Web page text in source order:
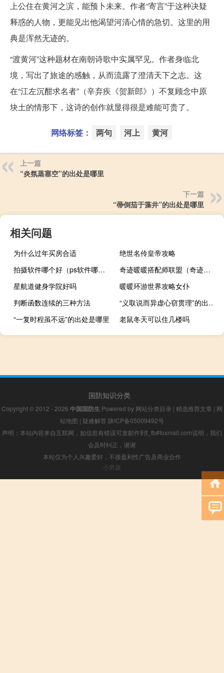
上公住在黄河之滨，能预卜未来。作者“寄言”于这种决疑
释惑的人物，更能见出他渴望河清心情的急切。这里的用
典是浑然无迹的。
“渡黄河”这种题材在南朝诗歌中实属罕见。作者身临北
境，写出了旅途的感触，从而流露了澄清天下之志。这
在“江左沉酣求名者”（辛弃疾《贺新郎》）不复顾念中原
块土的情形下，这诗的创作就显得很是难能可贵了。
网络标签： 两句 河上 黄河
上一篇
“炎氛蒸塞空”的出处是哪里
下一篇
“蔕倒茄于藻井”的出处是哪里
相关问题
为什么过年买房合适
绝世名伶皇帝攻略
拍摄软件哪个好（ps软件哪个好）
奇迹暖暖搭配师联盟（奇迹暖暖搭配师联盟）
星航道健身学院好吗
暖暖环游世界攻略女仆
判断函数连续的三种方法
“义取说而异虚心窃贯理”的出处是哪里
“一复时程虽不远”的出处是哪里
老鼠冬天可以住几楼吗
国防知识分类
Copyright © 2012 - 2026 中国国防生 Powered by 网站分类目录 | 精选推荐文章 | 网
站地图 | 疑难解答 陕ICP备05009492号
声明：本站内容来自互联网，如信息有错误可发邮件到f_fb#foxmail.com说明，我们
会及时纠正，谢谢
本站仅为个人兴趣爱好，不接盈利性广告及商业合作
小男孩